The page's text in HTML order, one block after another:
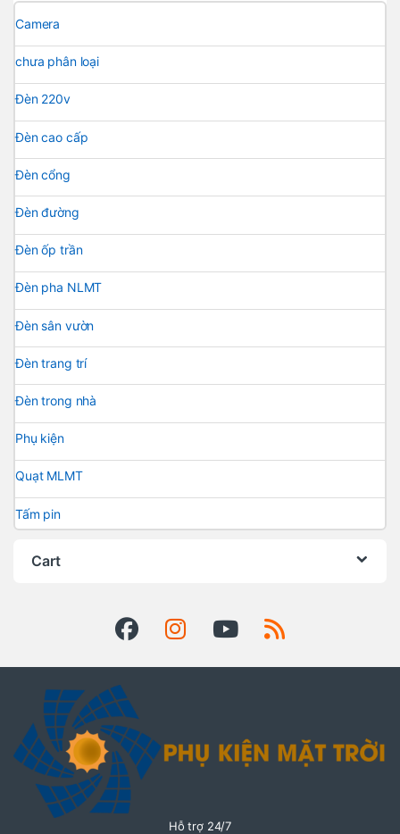
Camera
chưa phân loại
Đèn 220v
Đèn cao cấp
Đèn cổng
Đèn đường
Đèn ốp trần
Đèn pha NLMT
Đèn sân vườn
Đèn trang trí
Đèn trong nhà
Phụ kiện
Quạt MLMT
Tấm pin
Cart
Hỗ trợ 24/7